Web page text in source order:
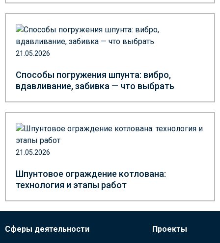
21.05.2026
Способы погружения шпунта: вибро,
вдавливание, забивка — что выбрать
21.05.2026
Шпунтовое ограждение котлована:
технология и этапы работ
Сферы деятельности Проекты